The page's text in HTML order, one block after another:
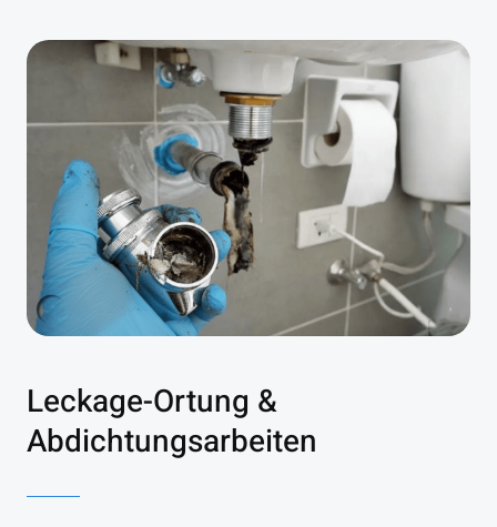
Leckage-Ortung &
Abdichtungsarbeiten